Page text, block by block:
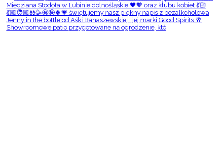
Showroomowe patio przygotowane na ogrodzenie, któ